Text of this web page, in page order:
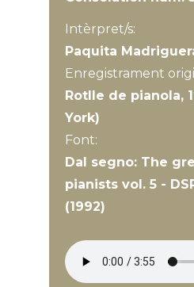
Intèrpret/s:
Paquita
Enregistrament
Rotlle de pianola,
York)
Font:
Dal segno: The
pianists vol. 5 -
(1992)